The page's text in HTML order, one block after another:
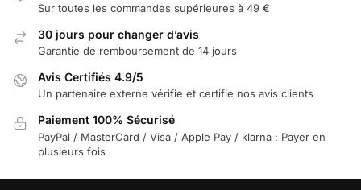
Sur toutes les commandes supérieures à 49 €
30 jours pour changer d’avis
Garantie de remboursement de 14 jours
Avis Certifiés 4.9/5
Un partenaire externe vérifie et certifie nos avis clients
Paiement 100% Sécurisé
PayPal / MasterCard / Visa / Apple Pay / klarna : Payer en
plusieurs fois